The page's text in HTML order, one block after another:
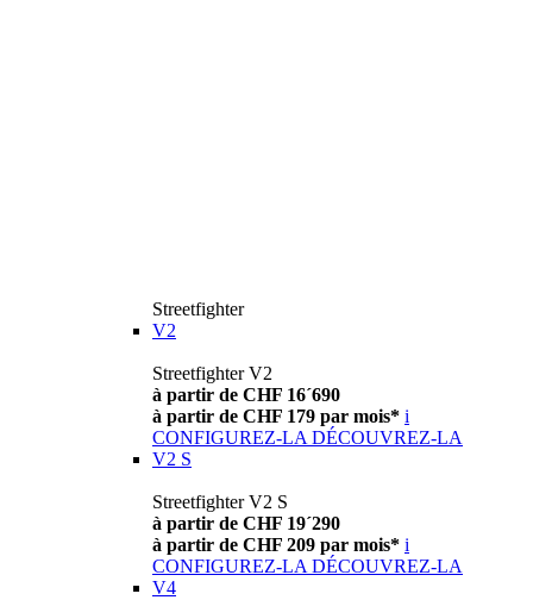
Streetfighter
V2
Streetfighter V2
à partir de CHF 16´690
à partir de CHF 179 par mois* i
CONFIGUREZ-LA DÉCOUVREZ-LA
V2 S
Streetfighter V2 S
à partir de CHF 19´290
à partir de CHF 209 par mois* i
CONFIGUREZ-LA DÉCOUVREZ-LA
V4